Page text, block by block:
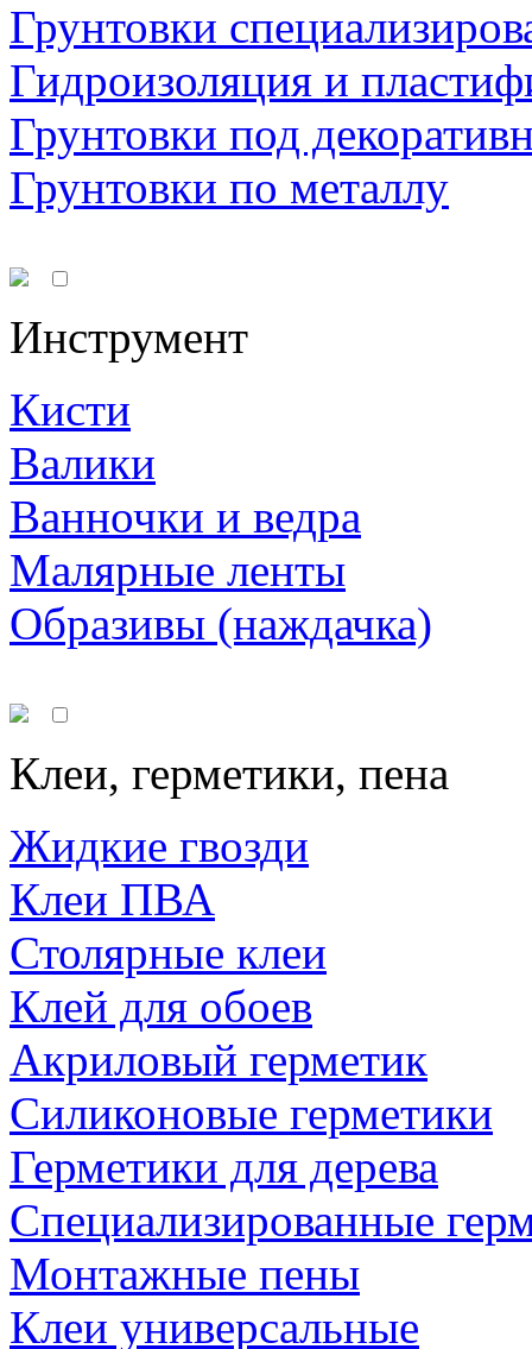
Грунтовки
Гидроизоляция и
Грунтовки под
Грунтовки по металлу
Инструмент
Кисти
Валики
Ванночки и ведра
Малярные ленты
Образивы (наждачка)
Клеи, герметики, пена
Жидкие гвозди
Клеи ПВА
Столярные клеи
Клей для обоев
Акриловый герметик
Силиконовые герметики
Герметики для дерева
Специализированные
Монтажные пены
Клеи универсальные